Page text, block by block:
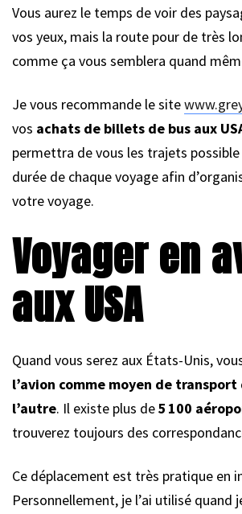
Vous aurez le temps de voir des
vos yeux, mais la route pour de très
comme ça vous semblera quand
Je vous recommande le site
vos achats de billets de bus aux
permettra de vous les trajets
durée de chaque voyage afin
votre voyage.
Voyager en
aux USA
Quand vous serez aux États-Unis,
l’avion comme moyen de transport
l’autre. Il existe plus de5 100
trouverez toujours des
Ce déplacement est très pratique en
Personnellement, je l’ai utilisé quand